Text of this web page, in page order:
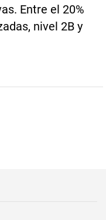
Entre el 20%
nivel 2B y